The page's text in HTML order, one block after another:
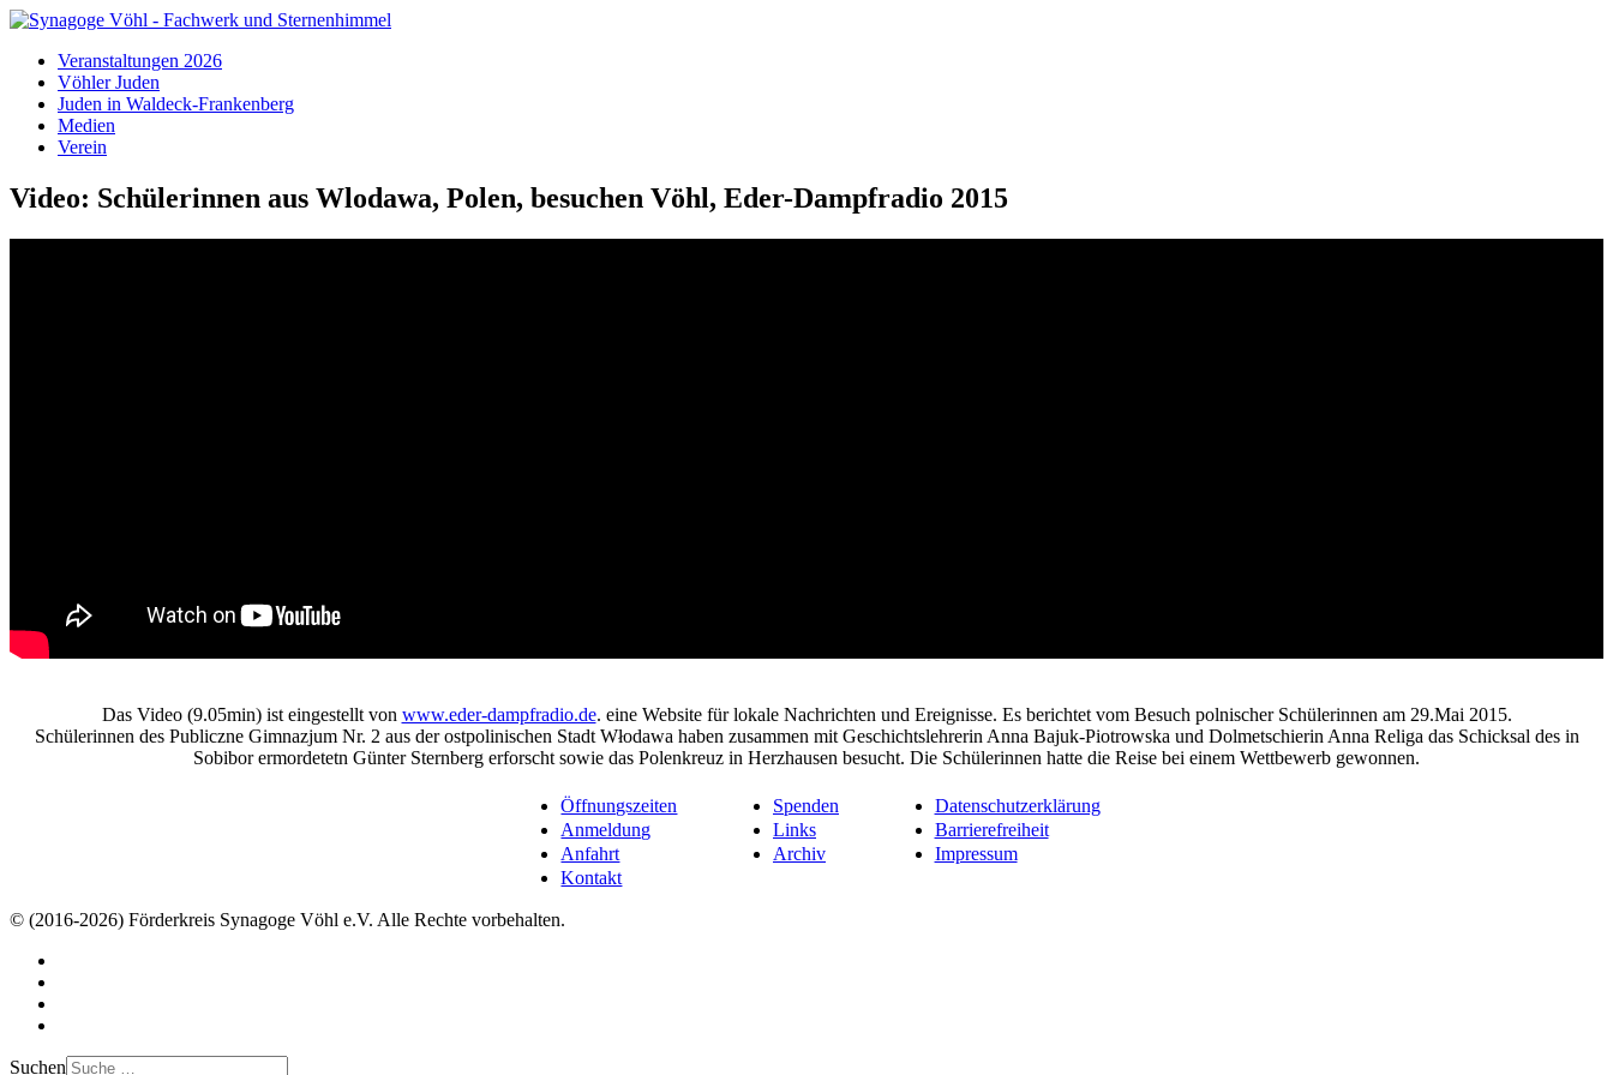
Veranstaltungen 2026
Vöhler Juden
Juden in Waldeck-Frankenberg
Medien
Verein
Video: Schülerinnen aus Wlodawa, Polen, besuchen Vöhl, Eder-Dampfradio 2015
Das Video (9.05min) ist eingestellt von www.eder-dampfradio.de. eine Website für lokale Nachrichten und Ereignisse. Es berichtet vom Besuch polnischer Schülerinnen am 29.Mai 2015.
Schülerinnen des Publiczne Gimnazjum Nr. 2 aus der ostpolinischen Stadt Włodawa haben zusammen mit Geschichtslehrerin Anna Bajuk-Piotrowska und Dolmetschierin Anna Religa das Schicksal des in
Sobibor ermordetetn Günter Sternberg erforscht sowie das Polenkreuz in Herzhausen besucht. Die Schülerinnen hatte die Reise bei einem Wettbewerb gewonnen.
Öffnungszeiten
Anmeldung
Anfahrt
Kontakt
Spenden
Links
Archiv
Datenschutzerklärung
Barrierefreiheit
Impressum
© (2016-2026) Förderkreis Synagoge Vöhl e.V. Alle Rechte vorbehalten.
Suchen